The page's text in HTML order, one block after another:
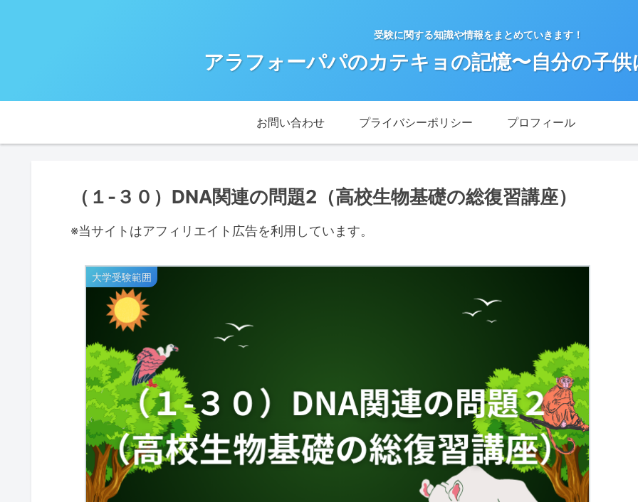
受験に関する知識や情報をまとめていきます！
アラフォーパパのカテキョの記憶〜自分の子
お問い合わせ プライバシーポリシー プロフィール
（１-３０）DNA関連の問題2（高校生物基礎の総復習講座）
※当サイトはアフィリエイト広告を利用しています。
大学受験範囲